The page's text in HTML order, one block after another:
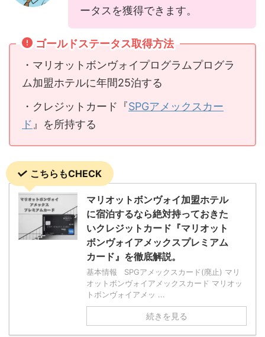
ータスを獲得できます。
ゴールドステータス取得方法
・マリオットボンヴォイプログラムプログラ
ム加盟ホテルに年間25泊する
・クレジットカード『SPGアメックスカー
ド 』を所持する
こちらもCHECK
マリオットボンヴォイ加盟ホテル
に宿泊するなら絶対持っておきた
いクレジットカード『マリオット
ボンヴォイアメックスプレミアム
カード』を徹底解説。
基本情報 SPGアメックスカード(廃止) マリ
オットボンヴォイアメックスカード マリオッ
トボンヴォイアメッ ...
続きを見る